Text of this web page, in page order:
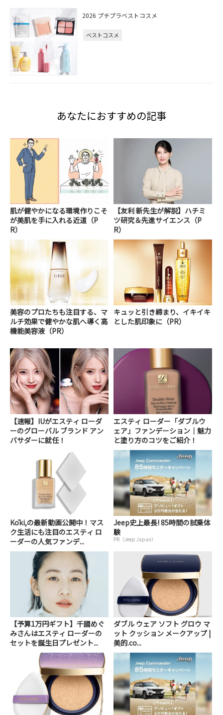
2026 プチプラベストコスメ
ベストコスメ
あなたにおすすめの記事
肌が健やかになる環境作りこそ
が美肌を手に入れる近道（P
R）
【友利 新先生が解説】ハチミ
ツ研究＆先進サイエンス（P
R）
美容のプロたちも注目する、マ
ルチ効果で健やかな肌へ導く高
機能美容液（PR）
キュッと引き締まり、イキイキ
とした肌印象に（PR）
【速報】IUがエスティ ローダ
ーのグローバル ブランド アン
バサダーに就任！
エスティ ローダー「ダブルウ
ェア」ファンデーション｜魅力
と塗り方のコツをご紹介！
Kōki,の最新動画公開中！マス
ク生活にも注目のエスティ ロ
ーダーの人気ファンデ...
Jeep史上最長! 85時間の試乗体
験
PR（Jeep Japan）
【予算1万円ギフト】千國めぐ
みさんはエスティ ローダーの
セットを誕生日プレゼント...
ダブル ウェア ソフト グロウ マ
ット クッション メークアップ |
美的.co...